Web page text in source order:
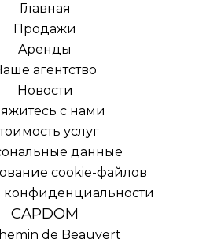
Главная
Продажи
Aренды
агентство
Новости
с нами
услуг
данные
cookie-файлов
конфиденциальности
CAPDOM
de Beauvert